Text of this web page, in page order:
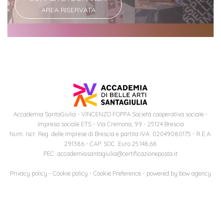
Iscriviti
alla
AREA RISERVATA
Accademia SantaGiulia - VINCENZO FOPPA Società cooperativa sociale -
Impresa sociale ETS - Via Cremona, 99 - 25124 Brescia
Num. Iscr. Reg. delle Imprese di Brescia e partita IVA: 02049080175 - R.E.A.
291386 - CAP. SOC. Euro 25.148,68
PEC: accademiasantagiulia@certificazioneposta.it
Privacy policy - Cookie policy - Cookie Preference - powered by bow agency